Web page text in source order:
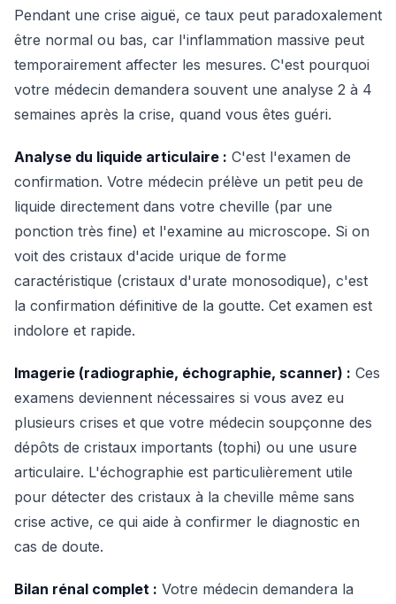
Pendant une crise aiguë, ce taux peut paradoxalement
être normal ou bas, car l'inflammation massive peut
temporairement affecter les mesures. C'est pourquoi
votre médecin demandera souvent une analyse 2 à 4
semaines après la crise, quand vous êtes guéri.
Analyse du liquide articulaire : C'est l'examen de
confirmation. Votre médecin prélève un petit peu de
liquide directement dans votre cheville (par une
ponction très fine) et l'examine au microscope. Si on
voit des cristaux d'acide urique de forme
caractéristique (cristaux d'urate monosodique), c'est
la confirmation définitive de la goutte. Cet examen est
indolore et rapide.
Imagerie (radiographie, échographie, scanner) : Ces
examens deviennent nécessaires si vous avez eu
plusieurs crises et que votre médecin soupçonne des
dépôts de cristaux importants (tophi) ou une usure
articulaire. L'échographie est particulièrement utile
pour détecter des cristaux à la cheville même sans
crise active, ce qui aide à confirmer le diagnostic en
cas de doute.
Bilan rénal complet : Votre médecin demandera la